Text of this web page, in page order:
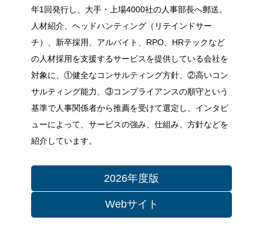
年1回発行し、大手・上場4000社の人事部長へ郵送。
人材紹介、ヘッドハンティング（リテインドサー
チ）、新卒採用、アルバイト、RPO、HRテックなど
の人材採用を支援するサービスを提供している会社を
対象に、①健全なコンサルティング方針、②高いコン
サルティング能力、③コンプライアンスの順守という
基準で人事関係者から推薦を受けて選定し、インタビ
ューによって、サービスの強み、仕組み、方針などを
紹介しています。
2026年度版
Webサイト